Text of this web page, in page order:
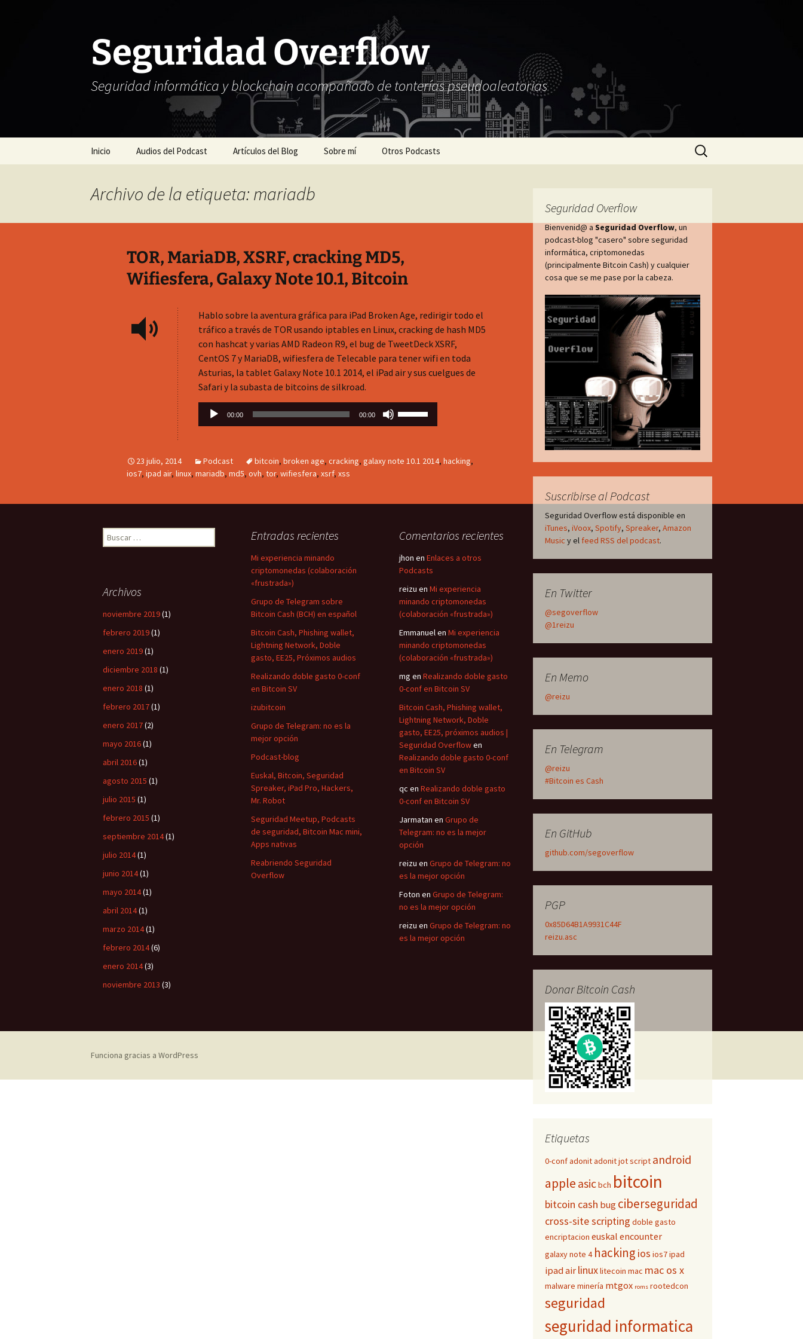
Seguridad Overflow
Seguridad informática y blockchain acompañado de tonterías pseudoaleatorias
Inicio Audios del Podcast Artículos del Blog Sobre mí Otros Podcasts
Buscar:
Archivo de la etiqueta: mariadb
TOR, MariaDB, XSRF, cracking MD5,
Wifiesfera, Galaxy Note 10.1, Bitcoin
Hablo sobre la aventura gráfica para iPad Broken Age, redirigir todo el
tráfico a través de TOR usando iptables en Linux, cracking de hash MD5
con hashcat y varias AMD Radeon R9, el bug de TweetDeck XSRF,
CentOS 7 y MariaDB, wifiesfera de Telecable para tener wifi en toda
Asturias, la tablet Galaxy Note 10.1 2014, el iPad air y sus cuelgues de
Safari y la subasta de bitcoins de silkroad.
Reproductor
de
00:00 00:00
flecha
disminuir
volumen.
23 julio, 2014 Podcast bitcoin, broken age, cracking, galaxy note 10.1 2014, hacking,
ios7, ipad air, linux, mariadb, md5, ovh, tor, wifiesfera, xsrf, xss
Seguridad Overflow
Bienvenid@ a Seguridad Overflow, un
podcast-blog "casero" sobre seguridad
informática, criptomonedas
(principalmente Bitcoin Cash) y cualquier
cosa que se me pase por la cabeza.
Suscribirse al Podcast
Seguridad Overflow está disponible en
iTunes, iVoox, Spotify, Spreaker, Amazon
Music y el feed RSS del podcast.
En Twitter
@segoverflow
@1reizu
En Memo
@reizu
En Telegram
@reizu
#Bitcoin es Cash
En GitHub
github.com/segoverflow
PGP
0x85D64B1A9931C44F
reizu.asc
Donar Bitcoin Cash
Etiquetas
0-confadonitadonit jot script android
apple asicbch bitcoin
bitcoin cash bug ciberseguridad
cross-site scripting doble gasto
encriptacion euskal encounter
galaxy note 4 hacking ios ios7ipad
ipad air linuxlitecoin mac mac os x
malware minería mtgox roms rootedcon
seguridad
seguridad informatica
Buscar: Entradas recientes
Mi experiencia minando
criptomonedas (colaboración
«frustrada»)
Grupo de Telegram sobre
Bitcoin Cash (BCH) en español
Bitcoin Cash, Phishing wallet,
Lightning Network, Doble
gasto, EE25, Próximos audios
Realizando doble gasto 0-conf
en Bitcoin SV
izubitcoin
Grupo de Telegram: no es la
mejor opción
Podcast-blog
Euskal, Bitcoin, Seguridad
Spreaker, iPad Pro, Hackers,
Mr. Robot
Seguridad Meetup, Podcasts
de seguridad, Bitcoin Mac mini,
Apps nativas
Reabriendo Seguridad
Overflow
Comentarios recientes
jhon en Enlaces a otros
Podcasts
reizu en Mi experiencia
minando criptomonedas
(colaboración «frustrada»)
Emmanuelen Mi experiencia
minando criptomonedas
(colaboración «frustrada»)
mg en Realizando doble gasto
0-conf en Bitcoin SV
Bitcoin Cash, Phishing wallet,
Lightning Network, Doble
gasto, EE25, próximos audios |
Seguridad Overflowen
Realizando doble gasto 0-conf
en Bitcoin SV
qc en Realizando doble gasto
0-conf en Bitcoin SV
Jarmatan en Grupo de
Telegram: no es la mejor
opción
reizu en Grupo de Telegram: no
es la mejor opción
Foton en Grupo de Telegram:
no es la mejor opción
reizu en Grupo de Telegram: no
es la mejor opción
Archivos
noviembre 2019(1)
febrero 2019(1)
enero 2019(1)
diciembre 2018 (1)
enero 2018 (1)
febrero 2017(1)
enero 2017(2)
mayo 2016(1)
abril 2016(1)
agosto 2015 (1)
julio 2015 (1)
febrero 2015 (1)
septiembre 2014(1)
julio 2014(1)
junio 2014(1)
mayo 2014(1)
abril 2014(1)
marzo 2014(1)
febrero 2014(6)
enero 2014(3)
noviembre 2013 (3)
Funciona gracias a WordPress